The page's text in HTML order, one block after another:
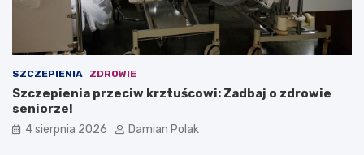
SZCZEPIENIA ZDROWIE
Szczepienia przeciw krztuścowi: Zadbaj o zdrowie
seniorze!
4 sierpnia 2026 Damian Polak